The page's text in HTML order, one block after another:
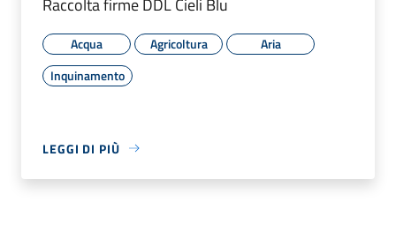
Acqua Agricoltura
Aria
Inquinamento
LEGGI DI PIÙ